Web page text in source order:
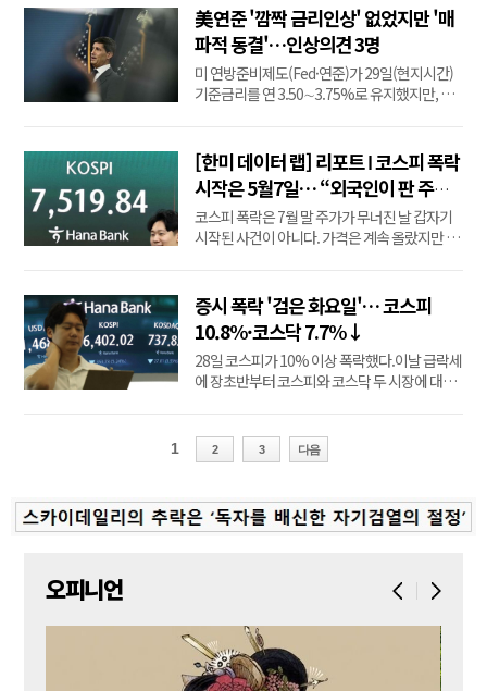
범위를 연 3.50~3.75%로 유지했다. 표결 결과는
9대 3이었다. 베스 해맥 클리블랜드연방준비은
행 총재와 닐 카시카리 미니애폴리스연은 총재,
로...
美연준 '깜짝 금리인상' 없었지만 '매
파적 동결'…인상의견 3명
미 연방준비제도(Fed·연준)가 29일(현지시간)
기준금리를 연 3.50∼3.75%로 유지했지만, 연
파적(통화 긴축 선호) 동결'을 한 것으로 풀이된
다.월가 전문가들은 이번 금리 결정을 앞두고 연
준이 기준금리를 동결할 것으로 대체로 내다봤
다....
[한미 데이터 랩] 리포트 ǀ 코스피 폭락
시작은 5월7일… “외국인이 판 주식,
개인은 왜 샀나”
코스피 폭락은 7월 말 주가가 무너진 날 갑자기
시작된 사건이 아니다. 가격은 계속 올랐지만 시
었다. 6·3 지방선거를 27일 앞둔 5월7일이다. 전
날 코스피에서 3조원 넘게 순매수했던 외국인은
이날 하루 만에 7조1724억원 순매도로 돌아섰
다. ...
증시 폭락 '검은 화요일'… 코스피
10.8%·코스닥 7.7%↓
28일 코스피가 10% 이상 폭락했다.이날 급락세
에 장초반부터 코스피와 코스닥 두 시장에 대한
커가 발동되기도 했다.코스피는 전날보다
732.09포인트(10.84%) 내린 6,023.66으로 장
는 역대 2위 하락폭을 기...
1 2 3 다음
오피니언